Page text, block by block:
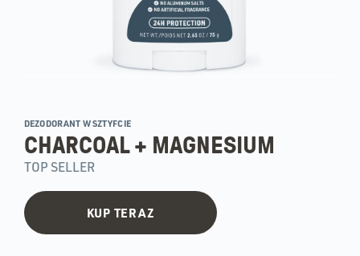
DEZODORANT W SZTYFCIE
CHARCOAL + MAGNESIUM
TOP SELLER
KUP TERAZ